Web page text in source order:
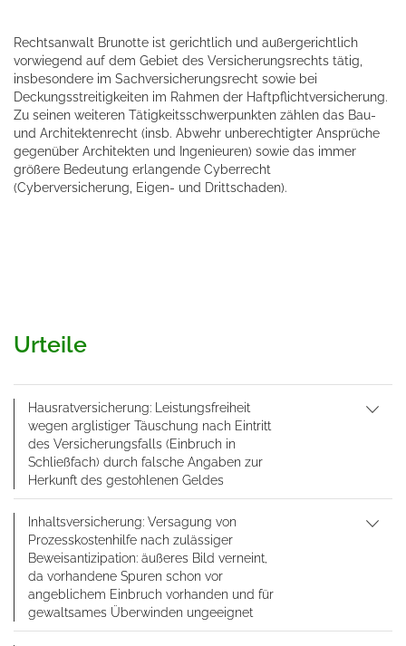
Rechtsanwalt Brunotte ist gerichtlich und außergerichtlich
vorwiegend auf dem Gebiet des Versicherungsrechts tätig,
insbesondere im Sachversicherungsrecht sowie bei
Deckungsstreitigkeiten im Rahmen der Haftpflichtversicherung.
Zu seinen weiteren Tätigkeitsschwerpunkten zählen das Bau-
und Architektenrecht (insb. Abwehr unberechtigter Ansprüche
gegenüber Architekten und Ingenieuren) sowie das immer
größere Bedeutung erlangende Cyberrecht
(Cyberversicherung, Eigen- und Drittschaden).
Urteile
Hausratversicherung: Leistungsfreiheit
wegen arglistiger Täuschung nach Eintritt
des Versicherungsfalls (Einbruch in
Schließfach) durch falsche Angaben zur
Herkunft des gestohlenen Geldes
Inhaltsversicherung: Versagung von
Prozesskostenhilfe nach zulässiger
Beweisantizipation: äußeres Bild verneint,
da vorhandene Spuren schon vor
angeblichem Einbruch vorhanden und für
gewaltsames Überwinden ungeeignet